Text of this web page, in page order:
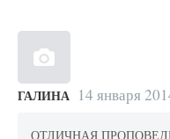
ГАЛИНА 14 января
ОТЛИЧНАЯ